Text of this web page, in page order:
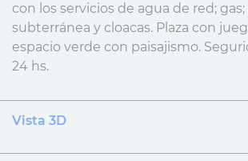
con los servicios de agua de red;
subterránea y cloacas. Plaza con
espacio verde con paisajismo.
24 hs.
Vista 3D